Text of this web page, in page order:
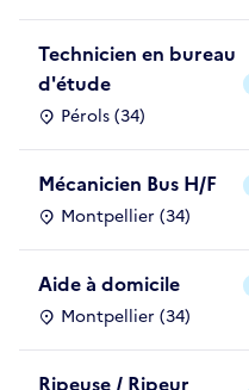
Technicien en bureau
d'étude
Pérols (34)
Mécanicien Bus H/F
Montpellier (34)
Aide à domicile
Montpellier (34)
Ripeuse / Ripeur